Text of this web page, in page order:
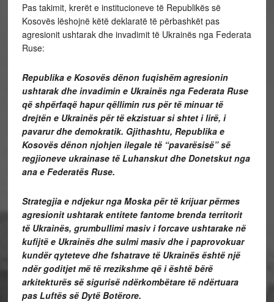
Pas takimit, krerët e institucioneve të Republikës së
Kosovës lëshojnë këtë deklaratë të përbashkët pas
agresionit ushtarak dhe invadimit të Ukrainës nga Federata
Ruse:
Republika e Kosovës dënon fuqishëm agresionin
ushtarak dhe invadimin e Ukrainës nga Federata Ruse
që shpërfaqë hapur qëllimin rus për të minuar të
drejtën e Ukrainës për të ekzistuar si shtet i lirë, i
pavarur dhe demokratik. Gjithashtu, Republika e
Kosovës dënon njohjen ilegale të “pavarësisë” së
regjioneve ukrainase të Luhanskut dhe Donetskut nga
ana e Federatës Ruse.
Strategjia e ndjekur nga Moska për të krijuar përmes
agresionit ushtarak entitete fantome brenda territorit
të Ukrainës, grumbullimi masiv i forcave ushtarake në
kufijtë e Ukrainës dhe sulmi masiv dhe i paprovokuar
kundër qyteteve dhe fshatrave të Ukrainës është një
ndër goditjet më të rrezikshme që i është bërë
arkitekturës së sigurisë ndërkombëtare të ndërtuara
pas Luftës së Dytë Botërore.